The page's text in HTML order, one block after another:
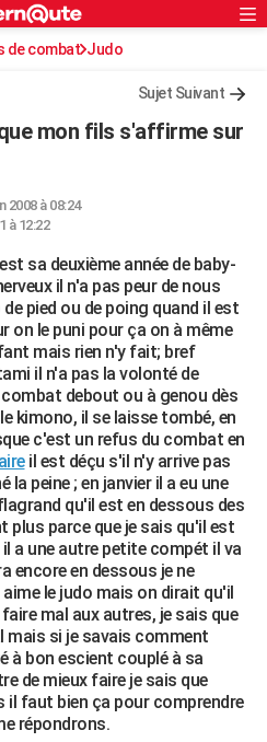
de combat Judo
Sujet Suivant
mon fils s'affirme sur
2008 à 08:24
à 12:22
sa deuxième année de baby-
il n'a pas peur de nous
pied ou de poing quand il est
on le puni pour ça on à même
mais rien n'y fait; bref
il n'a pas la volonté de
debout ou à genou dès
kimono, il se laisse tombé, en
c'est un refus du combat en
il est déçu s'il n'y arrive pas
la peine ; en janvier il a eu une
qu'il est en dessous des
plus parce que je sais qu'il est
il a une autre petite compét il va
encore en dessous je ne
le judo mais on dirait qu'il
mal aux autres, je sais que
mais si je savais comment
à bon escient couplé à sa
de mieux faire je sais que
faut bien ça pour comprendre
répondrons.